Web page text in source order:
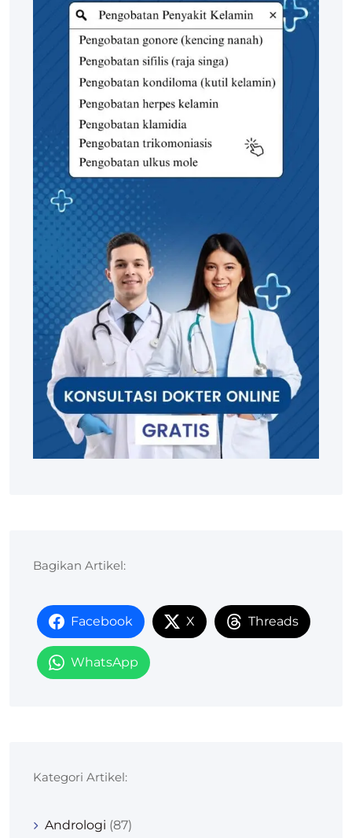
Bagikan Artikel:
Facebook X Threads
WhatsApp
Kategori Artikel:
Andrologi (87)